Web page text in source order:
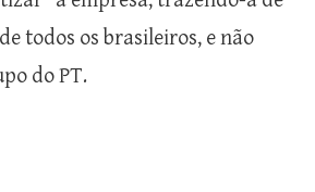
todos os brasileiros, e não
do PT.